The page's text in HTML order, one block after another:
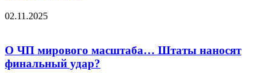
02.11.2025
О ЧП мирового масштаба… Штаты наносят
финальный удар?